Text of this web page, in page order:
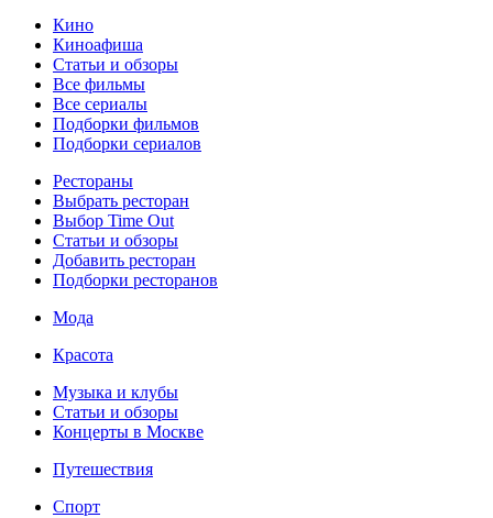
Кино
Киноафиша
Статьи и обзоры
Все фильмы
Все сериалы
Подборки фильмов
Подборки сериалов
Рестораны
Выбрать ресторан
Выбор Time Out
Статьи и обзоры
Добавить ресторан
Подборки ресторанов
Мода
Красота
Музыка и клубы
Статьи и обзоры
Концерты в Москве
Путешествия
Спорт